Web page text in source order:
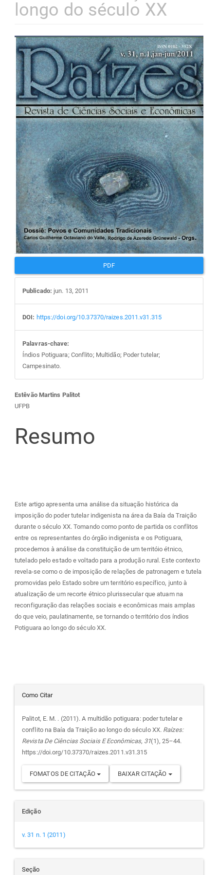
longo do século XX
Barra
lateral
de
artigos
PDF
Publicado: jun. 13, 2011
DOI: https://doi.org/10.37370/raizes.2011.v31.315
Palavras-chave:
Índios Potiguara; Conflito; Multidão; Poder tutelar;
Campesinato.
Conteúdo
do
artigo
Estêvão Martins Palitot
UFPB
Resumo
Este artigo apresenta uma análise da situação histórica da
imposição do poder tutelar indigenista na área da Baía da Traição
durante o século XX. Tomando como ponto de partida os conflitos
entre os representantes do órgão indigenista e os Potiguara,
procedemos à análise da constituição de um territóio étnico,
tutelado pelo estado e voltado para a produção rural. Este contexto
revela-se como o de imposição de relações de patronagem e tutela
promovidas pelo Estado sobre um território específico, junto à
atualização de um recorte étnico plurissecular que atuam na
reconfiguração das relações sociais e econômicas mais amplas
do que veio, paulatinamente, se tornando o território dos índios
Potiguara ao longo do século XX.
Detalhes
do
artigo
Como Citar
Palitot, E. M. . (2011). A multidão potiguara: poder tutelar e
conflito na Baía da Traição ao longo do século XX. Raízes:
Revista De Ciências Sociais E Econômicas, 31(1), 25–44.
https://doi.org/10.37370/raizes.2011.v31.315
FOMATOS DE CITAÇÃO BAIXAR CITAÇÃO
Edição
v. 31 n. 1 (2011)
Seção